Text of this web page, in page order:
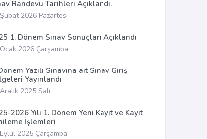
Randevu Tarihleri Açıklandı.
2026 Pazartesi
1. Dönem Sınav Sonuçları Açıklandı
2026 Çarşamba
Yazılı Sınavına ait Sınav Giriş
Yayınlandı
2025 Salı
2026 Yılı 1. Dönem Yeni Kayıt ve Kayıt
İşlemleri
2025 Çarşamba